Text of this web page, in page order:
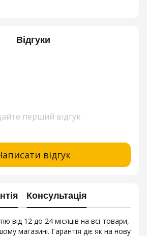
Відгуки
перший відгук
відгук
Консультація
від 12 до 24 місяців на всі товари,
магазині. Гарантія діє як на нову